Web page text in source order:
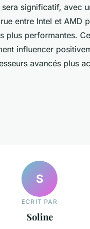
significatif, avec
entre Intel et AMD
plus performantes.
influencer
avancés plus
S
ECRIT PAR
Soline